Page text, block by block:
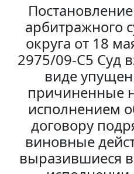
арбитражного
округа от 18
2975/09-С5 Суд
виде
причиненные
исполнением
договору
виновные
выразившиеся